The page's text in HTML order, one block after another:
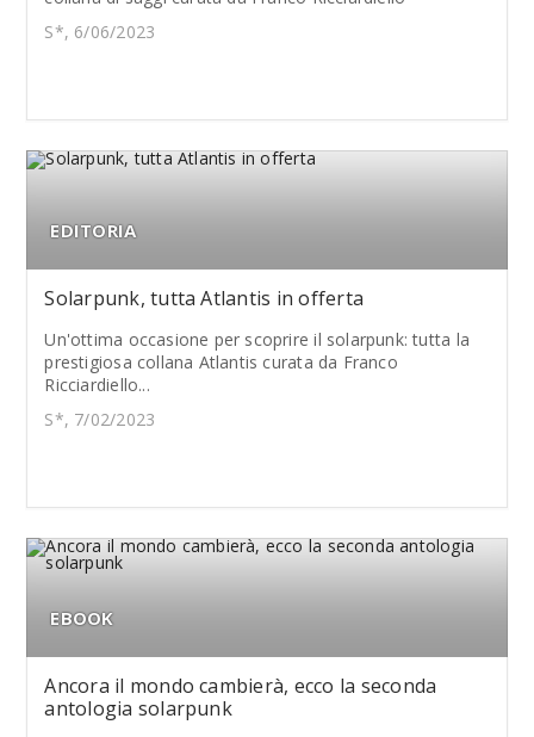
S*, 6/06/2023
EDITORIA
Solarpunk, tutta Atlantis in offerta
Un'ottima occasione per scoprire il solarpunk: tutta la
prestigiosa collana Atlantis curata da Franco
Ricciardiello...
S*, 7/02/2023
EBOOK
Ancora il mondo cambierà, ecco la seconda
antologia solarpunk